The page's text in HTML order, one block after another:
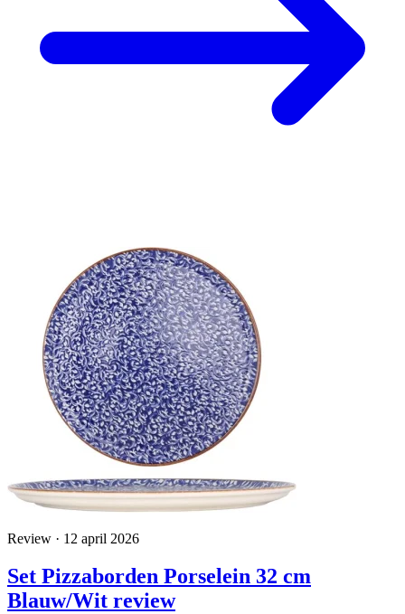
Review · 12 april 2026
Set Pizzaborden Porselein 32 cm
Blauw/Wit review